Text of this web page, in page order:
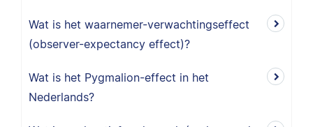
Wat is het waarnemer-verwachtingseffect
(observer-expectancy effect)?
Wat is het Pygmalion-effect in het
Nederlands?